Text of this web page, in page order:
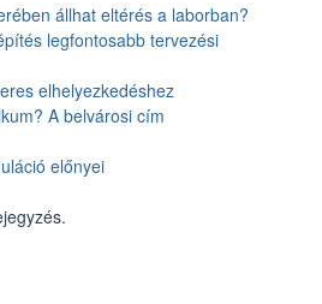
állhat eltérés a laborban?
legfontosabb tervezési
elhelyezkedéshez
A belvárosi cím
előnyei